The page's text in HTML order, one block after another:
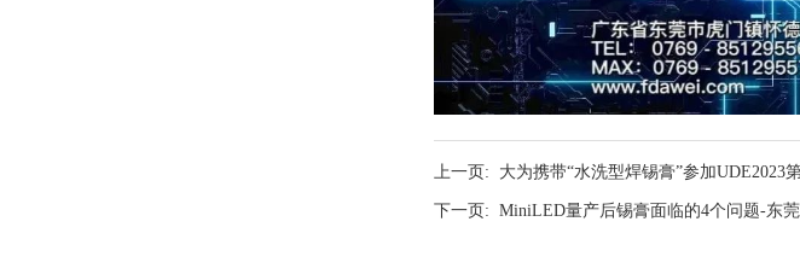
上一页: 大为携带“水洗型焊锡膏”参加UDE2023
下一页:MiniLED量产后锡膏面临的4个问题-东